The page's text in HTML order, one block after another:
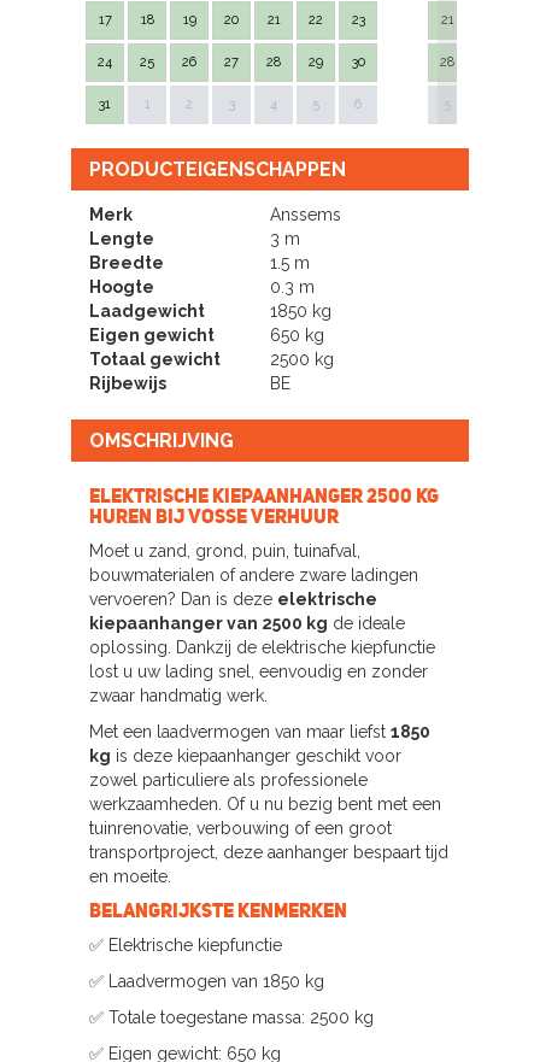
17 18 19 20 21 22 23
24 25 26 27 28 29 30
31 1 2 3 4 5 6
21
28
5
Next
PRODUCTEIGENSCHAPPEN
Merk
Anssems
Lengte
3 m
Breedte
1.5 m
Hoogte
0.3 m
Laadgewicht
1850 kg
Eigen gewicht
650 kg
Totaal gewicht
2500 kg
Rijbewijs
BE
OMSCHRIJVING
Elektrische Kiepaanhanger 2500 KG
huren bij Vosse Verhuur
Moet u zand, grond, puin, tuinafval,
bouwmaterialen of andere zware ladingen
vervoeren? Dan is deze elektrische
kiepaanhanger van 2500 kg de ideale
oplossing. Dankzij de elektrische kiepfunctie
lost u uw lading snel, eenvoudig en zonder
zwaar handmatig werk.
Met een laadvermogen van maar liefst 1850
kg is deze kiepaanhanger geschikt voor
zowel particuliere als professionele
werkzaamheden. Of u nu bezig bent met een
tuinrenovatie, verbouwing of een groot
transportproject, deze aanhanger bespaart tijd
en moeite.
Belangrijkste kenmerken
✅ Elektrische kiepfunctie
✅ Laadvermogen van 1850 kg
✅ Totale toegestane massa: 2500 kg
✅ Eigen gewicht: 650 kg